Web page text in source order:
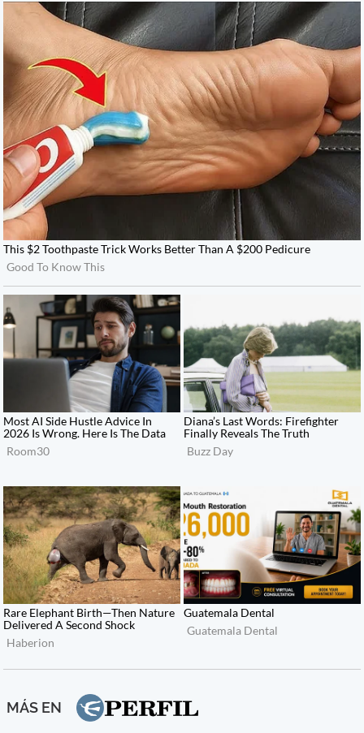
MÁS EN